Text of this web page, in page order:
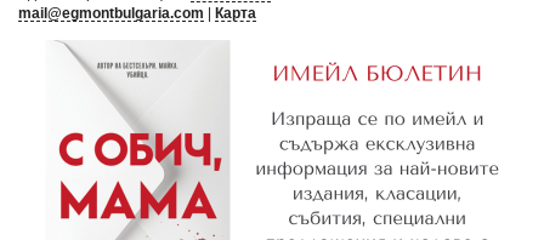
mail@egmontbulgaria.com
Карта